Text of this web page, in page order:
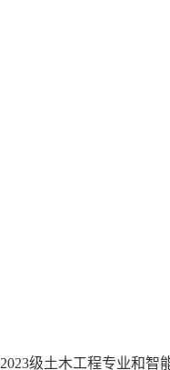
2023级土木工程专业和智